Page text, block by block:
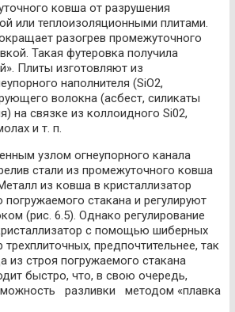
ковша от разрушения
или теплоизоляционными плитами.
разогрев промежуточного
Такая футеровка получила
Плиты изготовляют из
наполнителя (SiO2,
волокна (асбест, силикаты
на связке из коллоидного Si02,
и т. п.
узлом огнеупорного канала
стали из промежуточного ковша
из ковша в кристаллизатор
стакана и регулируют
(рис. 6.5). Однако регулирование
с помощью шиберных
трехплиточных, предпочтительнее, так
из строя погружаемого стакана
быстро, что, в свою очередь,
разливки методом «плавка